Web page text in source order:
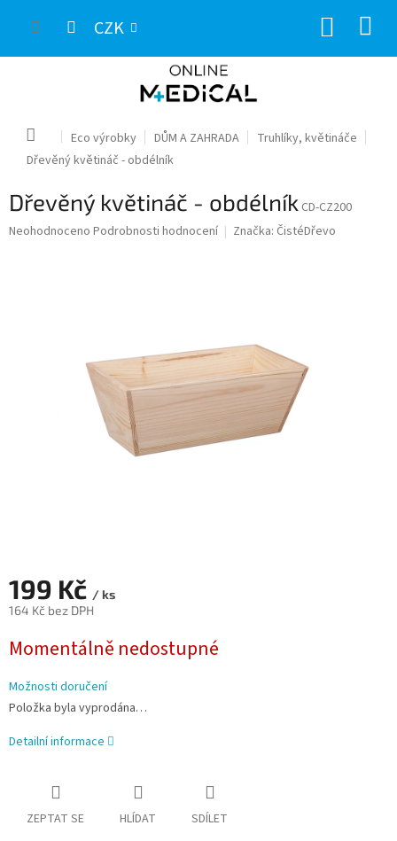
CZK
Domů Eco výrobky DŮM A ZAHRADA
Truhlíky, květináče
Dřevěný květináč - obdélník
Dřevěný květináč - obdélník CD-CZ200
Průměrné
Neohodnoceno Podrobnosti hodnocení Značka: ČistéDřevo
199 Kč / ks
164 Kč bez DPH
cena:
Momentálně nedostupné
Možnosti doručení
Položka byla vyprodána…
Detailní informace
ZEPTAT SE HLÍDAT SDÍLET